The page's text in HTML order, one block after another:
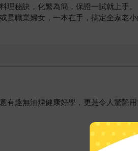
秘訣，化繁為簡，保證一試就上手。
是職業婦女，一本在手，搞定全家老小
有趣無油煙健康好學，更是令人驚艷